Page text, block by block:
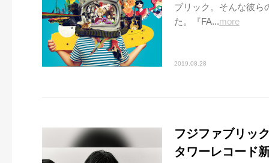
ブリック。そんな彼ら
た。『FA...more
2019.08.28
フジファブリッ
タワーレコード